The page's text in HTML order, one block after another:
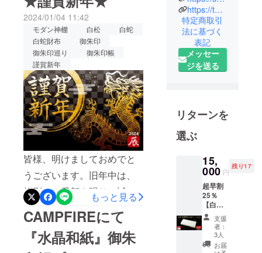
ン神棚のプロジェクトを公
開致しました。今回、超早
割をご支援頂きました皆様
には、特典といたしまし
て、水晶鳥居タイプのご支
援者様には、「水晶和紙」
の「雲字」をプレゼント！
『雲型』モダン神棚のご支
援者様には、『屋久杉 開運
木札（七福宝船）』をプレ
ゼント！プロジェクトペー
ジURLhttps://camp-
fire.jp/projects/view/725339
より多くの方々に『神木 屋
久杉』モダン神棚をお届け
2024/01/04 11:42
モダン神棚 白松
白蛇
白蛇財布
御朱印
御朱印巡り
御朱印帳
謹賀新年
皆様、明けましておめでと
うございます。旧年中は、
格別のご愛顧を賜り、誠に
ありがとうございました。
弊社の商品をお選び頂き、
心より感謝申し上げます。
もっと見る
CAMPFIREにて
『水晶和紙』御朱
くの皆さま
に日本の伝
統文化の美
しさや手作
りのすばら
多くの工房
や職人の
方々に協賛
命です。
多くの方に
価値ある差
別化された
商品をご紹
介させて頂
https://twitter.com/SakuraZen7
特定商取引
法に基づく
表記
メッセー
ジを送る
リターンを
選ぶ
15,
000 円
残り17
超早割
25％
【白
蛇】長
財布
Goldプ
レート
支援
者：
3人
お届